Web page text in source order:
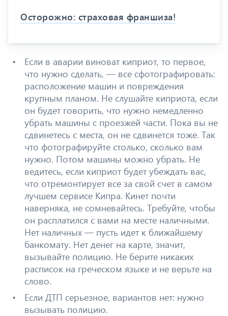
Осторожно: страховая франшиза!
Если в аварии виноват киприот, то первое,
что нужно сделать, — все сфотографировать:
расположение машин и повреждения
крупным планом. Не слушайте киприота, если
он будет говорить, что нужно немедленно
убрать машины с проезжей части. Пока вы не
сдвинетесь с места, он не сдвинется тоже. Так
что фотографируйте столько, сколько вам
нужно. Потом машины можно убрать. Не
ведитесь, если киприот будет убеждать вас,
что отремонтирует все за свой счет в самом
лучшем сервисе Кипра. Кинет почти
наверняка, не сомневайтесь. Требуйте, чтобы
он расплатился с вами на месте наличными.
Нет наличных — пусть идет к ближайшему
банкомату. Нет денег на карте, значит,
вызывайте полицию. Не берите никаких
расписок на греческом языке и не верьте на
слово.
Если ДТП серьезное, вариантов нет: нужно
вызывать полицию.